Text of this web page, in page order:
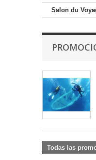
Salon du
Todas las